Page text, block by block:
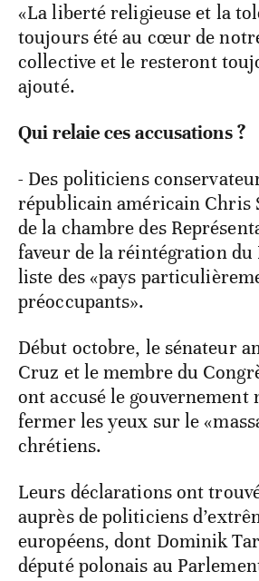
«La liberté religieuse et la
toujours été au cœur de
collective et le resteront
ajouté.
Qui relaie ces accusations ?
- Des politiciens
républicain américain Chris
de la chambre des
faveur de la réintégration du
liste des «pays
préoccupants».
Début octobre, le sénateur
Cruz et le membre du
ont accusé le gouvernement
fermer les yeux sur le
chrétiens.
Leurs déclarations ont
auprès de politiciens
européens, dont Dominik
député polonais au